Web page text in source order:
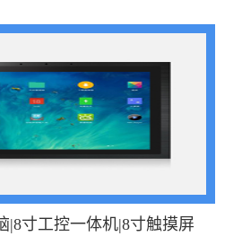
|8寸工控一体机|8寸触摸屏